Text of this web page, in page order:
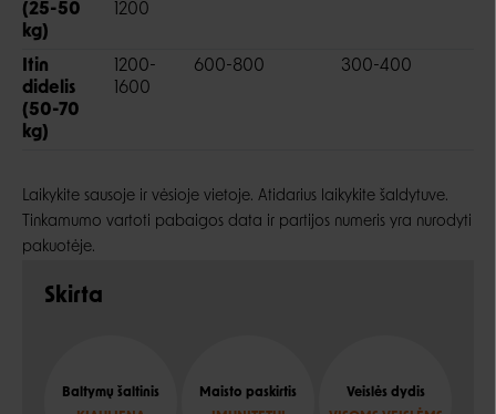
(25-50
kg)
1200
Itin
didelis
(50-70
kg)
1200-
1600
600-800 300-400
Laikykite sausoje ir vėsioje vietoje. Atidarius laikykite šaldytuve.
Tinkamumo vartoti pabaigos data ir partijos numeris yra nurodyti
pakuotėje.
Skirta
Baltymų šaltinis
Maisto paskirtis
Veislės dydis